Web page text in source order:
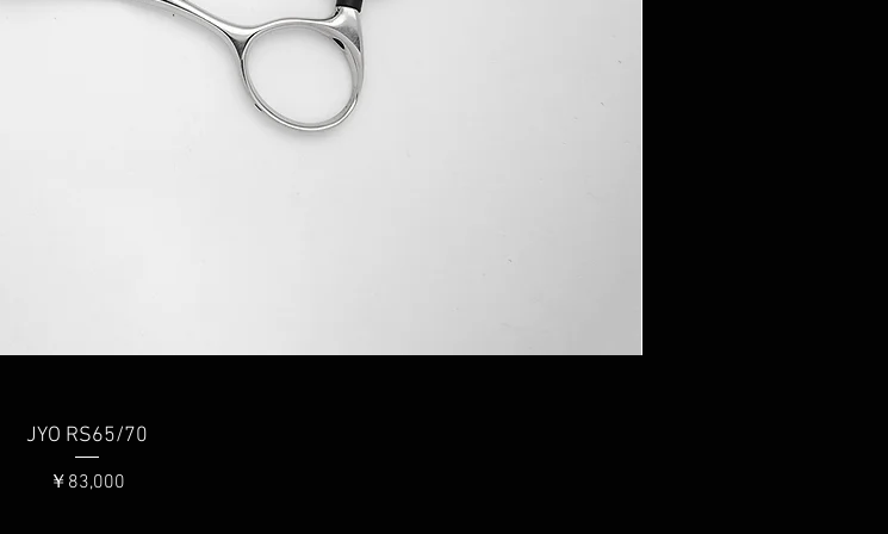
クイックビュー
JYO RS65/70
価格
￥83,000